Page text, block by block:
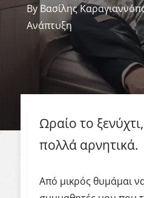
ByΒασίλης
Ανάπτυξη
Ωραίο το
πολλά αρνητικά.
Από μικρός θυμάμαι